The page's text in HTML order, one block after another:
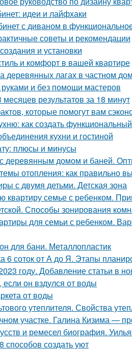
идеи и лайфхаки
с диваном в
советы и рекомендации
и установки
и комфорт в вашей квартире
деревянных лагах в частном
и без помощи мастеров
результатов за 18 минут
которые помогут вам
как создать
кухни и гостиной
плюсы и минусы
с деревянным домом и баней.
отопления: как правильно
с двумя детьми. Детская зона
квартиру семье с ребенком.
Способы зонирования
для семьи с ребенком.
для бани. Металлопластик
6 соток от А до Я. Этапы
году. Добавление статьи в
он вздулся от воды
от воды
утеплителя. Свойства
участке. Галина Кизима —
и ремесел биография.
способов создать уют